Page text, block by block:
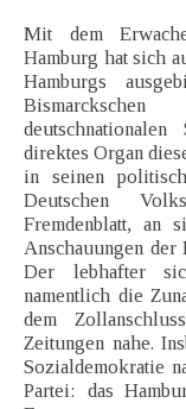
Mit dem
Hamburg hat sich
Hamburgs
direktes Organ
in seinen
Deutschen
Fremdenblatt, an
Anschauungen der
Der lebhafter
namentlich die
dem
Zeitungen nahe.
Sozialdemokratie
Partei: das